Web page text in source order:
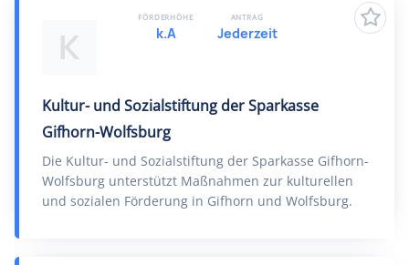
K
Kultur- und Sozialstiftung der Sparkasse
Gifhorn-Wolfsburg
Die Kultur- und Sozialstiftung der Sparkasse Gifhorn-
Wolfsburg unterstützt Maßnahmen zur kulturellen
und sozialen Förderung in Gifhorn und Wolfsburg.
FÖRDERHÖHE
k.A
ANTRAG
Jederzeit